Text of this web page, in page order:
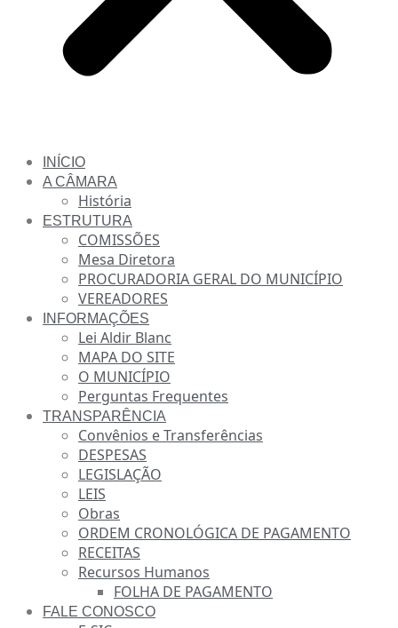
INÍCIO
A CÂMARA
História
ESTRUTURA
COMISSÕES
Mesa Diretora
PROCURADORIA GERAL DO MUNICÍPIO
VEREADORES
INFORMAÇÕES
Lei Aldir Blanc
MAPA DO SITE
O MUNICÍPIO
Perguntas Frequentes
TRANSPARÊNCIA
Convênios e Transferências
DESPESAS
LEGISLAÇÃO
LEIS
Obras
ORDEM CRONOLÓGICA DE PAGAMENTO
RECEITAS
Recursos Humanos
FOLHA DE PAGAMENTO
FALE CONOSCO